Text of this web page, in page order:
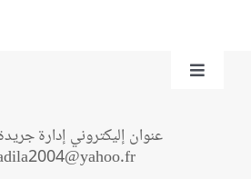
Toggle
عنوان إليكتروني إدارة